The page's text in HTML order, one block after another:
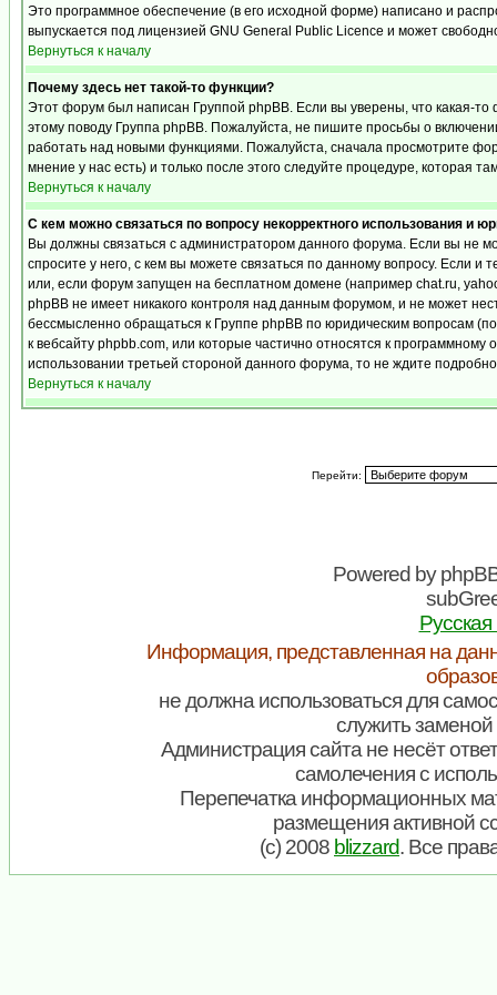
Это программное обеспечение (в его исходной форме) написано и
выпускается под лицензией GNU General Public Licence и может
Вернуться к началу
Почему здесь нет такой-то функции?
Этот форум был написан Группой phpBB. Если вы уверены, что какая-
этому поводу Группа phpBB. Пожалуйста, не пишите просьбы о
работать над новыми функциями. Пожалуйста, сначала просмотрите
мнение у нас есть) и только после этого следуйте процедуре, которая
Вернуться к началу
С кем можно связаться по вопросу некорректного использования и
Вы должны связаться с администратором данного форума. Если вы не
спросите у него, с кем вы можете связаться по данному вопросу. Если
или, если форум запущен на бесплатном домене (например chat.ru,
phpBB не имеет никакого контроля над данным форумом, и не может
бессмысленно обращаться к Группе phpBB по юридическим вопросам
к вебсайту phpbb.com, или которые частично относятся к
использовании третьей стороной данного форума, то не ждите
Вернуться к началу
Перейти:
Powered by
Информация, представленная на
не должна использоваться для
служить заменой
Администрация сайта не несёт
самолечения с
Перепечатка информационных
размещения активной
(c) 2008 blizzard. Все